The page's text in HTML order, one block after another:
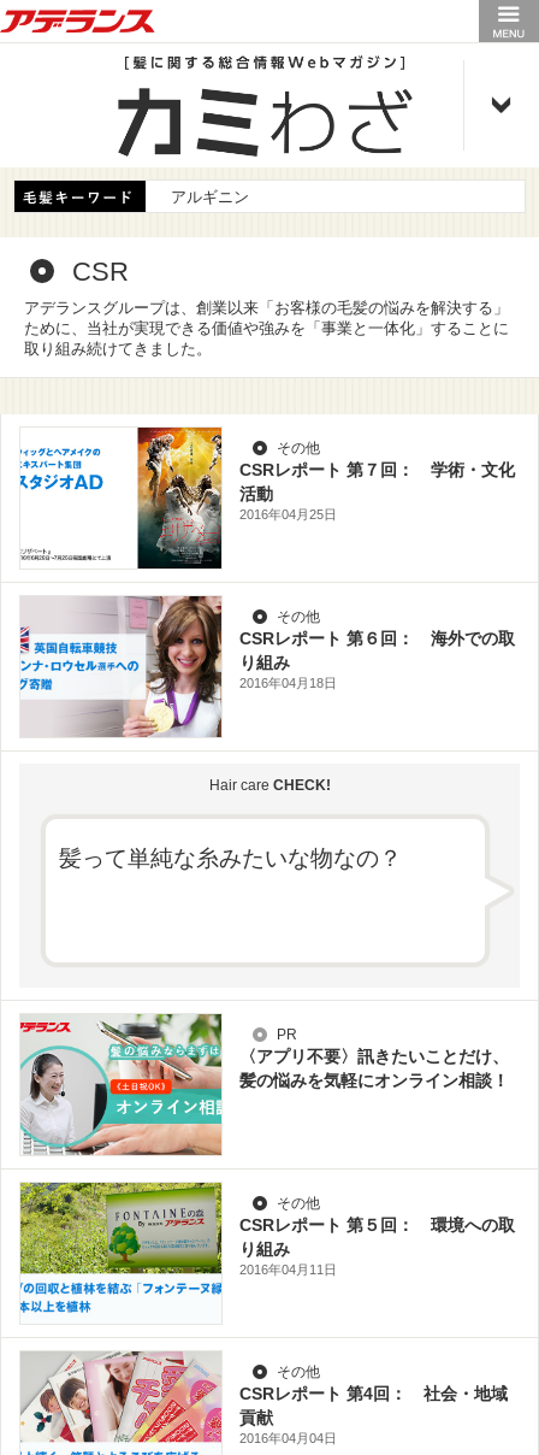
アデランス
アルギニン
CSR
アデランスグループは、創業以来「お客様の毛髪の悩みを解決する」
ために、当社が実現できる価値や強みを「事業と一体化」することに
取り組み続けてきました。
その他
CSRレポート 第７回： 学術・文化
活動
2016年04月25日
その他
CSRレポート 第６回： 海外での取
り組み
2016年04月18日
Hair care CHECK!
髪って単純な糸みたいな物なの？
PR
〈アプリ不要〉訊きたいことだけ、
髪の悩みを気軽にオンライン相談！
その他
CSRレポート 第５回： 環境への取
り組み
2016年04月11日
その他
CSRレポート 第4回： 社会・地域
貢献
2016年04月04日